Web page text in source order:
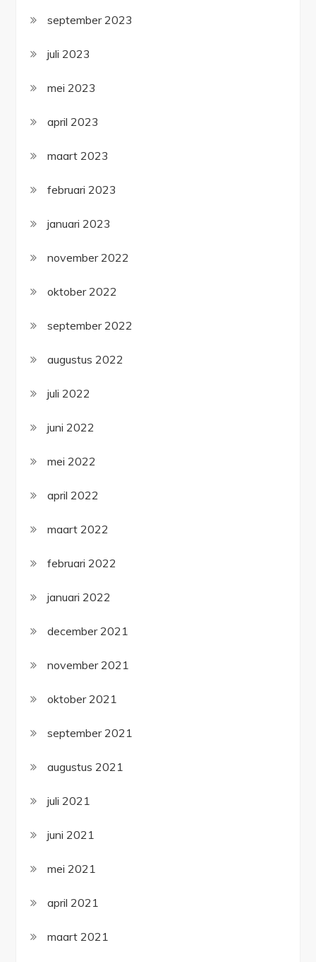
september 2023
juli 2023
mei 2023
april 2023
maart 2023
februari 2023
januari 2023
november 2022
oktober 2022
september 2022
augustus 2022
juli 2022
juni 2022
mei 2022
april 2022
maart 2022
februari 2022
januari 2022
december 2021
november 2021
oktober 2021
september 2021
augustus 2021
juli 2021
juni 2021
mei 2021
april 2021
maart 2021